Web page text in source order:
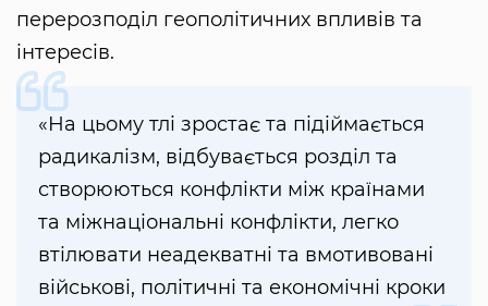
перерозподіл геополітичних впливів та
інтересів.
«На цьому тлі зростає та підіймається
радикалізм, відбувається розділ та
створюються конфлікти між країнами
та міжнаціональні конфлікти, легко
втілювати неадекватні та вмотивовані
військові, політичні та економічні кроки